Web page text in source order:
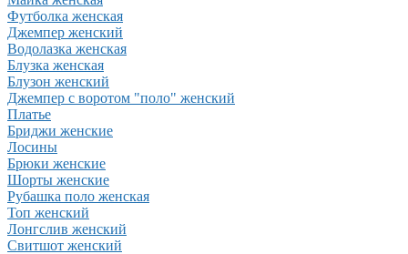
Футболка женская
Джемпер женский
Водолазка женская
Блузка женская
Блузон женский
Джемпер с воротом "поло" женский
Платье
Бриджи женские
Лосины
Брюки женские
Шорты женские
Рубашка поло женская
Топ женский
Лонгслив женский
Свитшот женский